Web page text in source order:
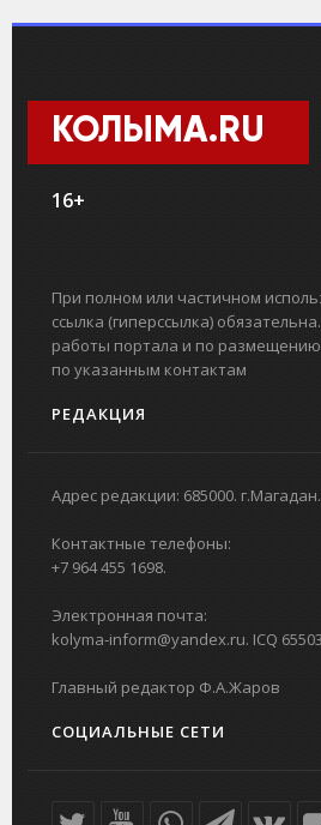
КОЛЫМА.RU
16+
При полном или частичном
ссылка (гиперссылка)
работы портала и по
по указанным контактам
РЕДАКЦИЯ
Адрес редакции: 685000.
Контактные телефоны:
+7 964 455 1698.
Электронная почта:
kolyma-inform@yandex.ru. ICQ
Главный редактор Ф.А.Жаров
СОЦИАЛЬНЫЕ СЕТИ